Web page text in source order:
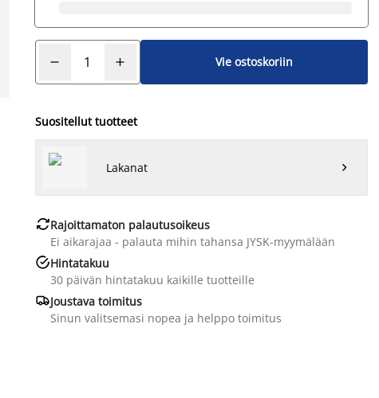
Vie ostoskoriin
Suositellut tuotteet
Lakanat 
Rajoittamaton palautusoikeus
Ei aikarajaa - palauta mihin tahansa JYSK-myymälään
Hintatakuu
30 päivän hintatakuu kaikille tuotteille
Joustava toimitus
Sinun valitsemasi nopea ja helppo toimitus